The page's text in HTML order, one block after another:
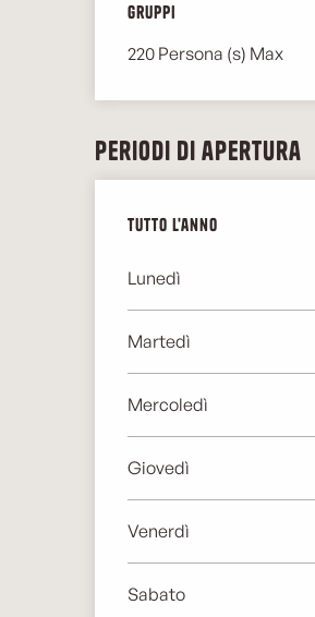
Gruppi
Gruppi
220 Persona (s) Max
Periodi di apertura
Tutto l'anno
Tutto l'anno
Lunedì
Martedì
Mercoledì
Giovedì
Venerdì
Sabato